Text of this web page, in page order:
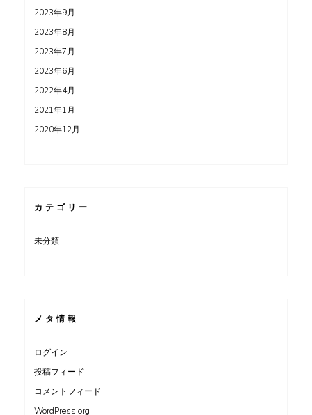
2023年9月
2023年8月
2023年7月
2023年6月
2022年4月
2021年1月
2020年12月
カテゴリー
未分類
メタ情報
ログイン
投稿フィード
コメントフィード
WordPress.org